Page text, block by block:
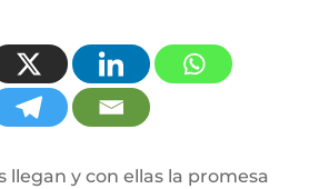
llegan y con ellas la promesa